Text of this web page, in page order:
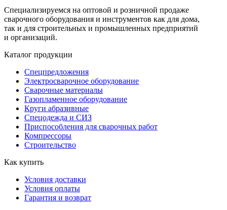
Специализируемся на оптовой и розничной продаже
сварочного оборудования и инструментов как для дома,
так и для строительных и промышленных предприятий
и организаций.
Каталог продукции
Спецпредложения
Электросварочное оборудование
Сварочные материалы
Газопламенное оборудование
Круги абразивные
Спецодежда и СИЗ
Приспособления для сварочных работ
Компрессоры
Строительство
Как купить
Условия доставки
Условия оплаты
Гарантия и возврат